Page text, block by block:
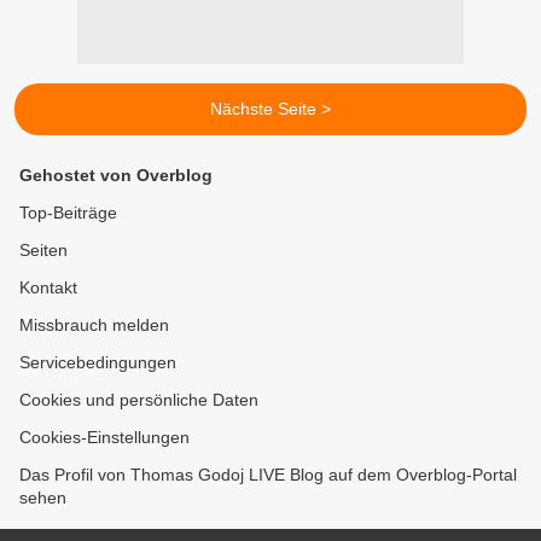
Nächste Seite >
Gehostet von Overblog
Top-Beiträge
Seiten
Kontakt
Missbrauch melden
Servicebedingungen
Cookies und persönliche Daten
Cookies-Einstellungen
Das Profil von Thomas Godoj LIVE Blog auf dem Overblog-Portal
sehen